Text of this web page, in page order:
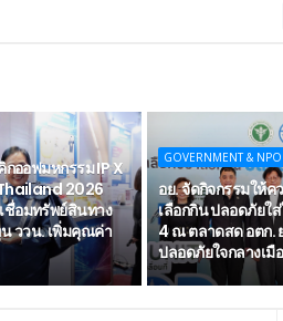
กออฟมหกรรม IP X
2026
ชื่อมทรัพย์สินทาง
ววน. เพิ่มคุณค่า
GOVERNMENT & NPO
อย. จัดกิจกรรมให้ค
เลือกกิน ปลอดภัยใ
4 ณ ตลาดสด อตก.
ปลอดภัยใจกลางเมื